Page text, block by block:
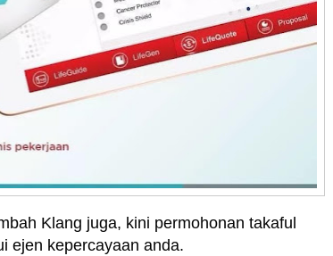
Klang juga, kini permohonan takaful
ejen kepercayaan anda.